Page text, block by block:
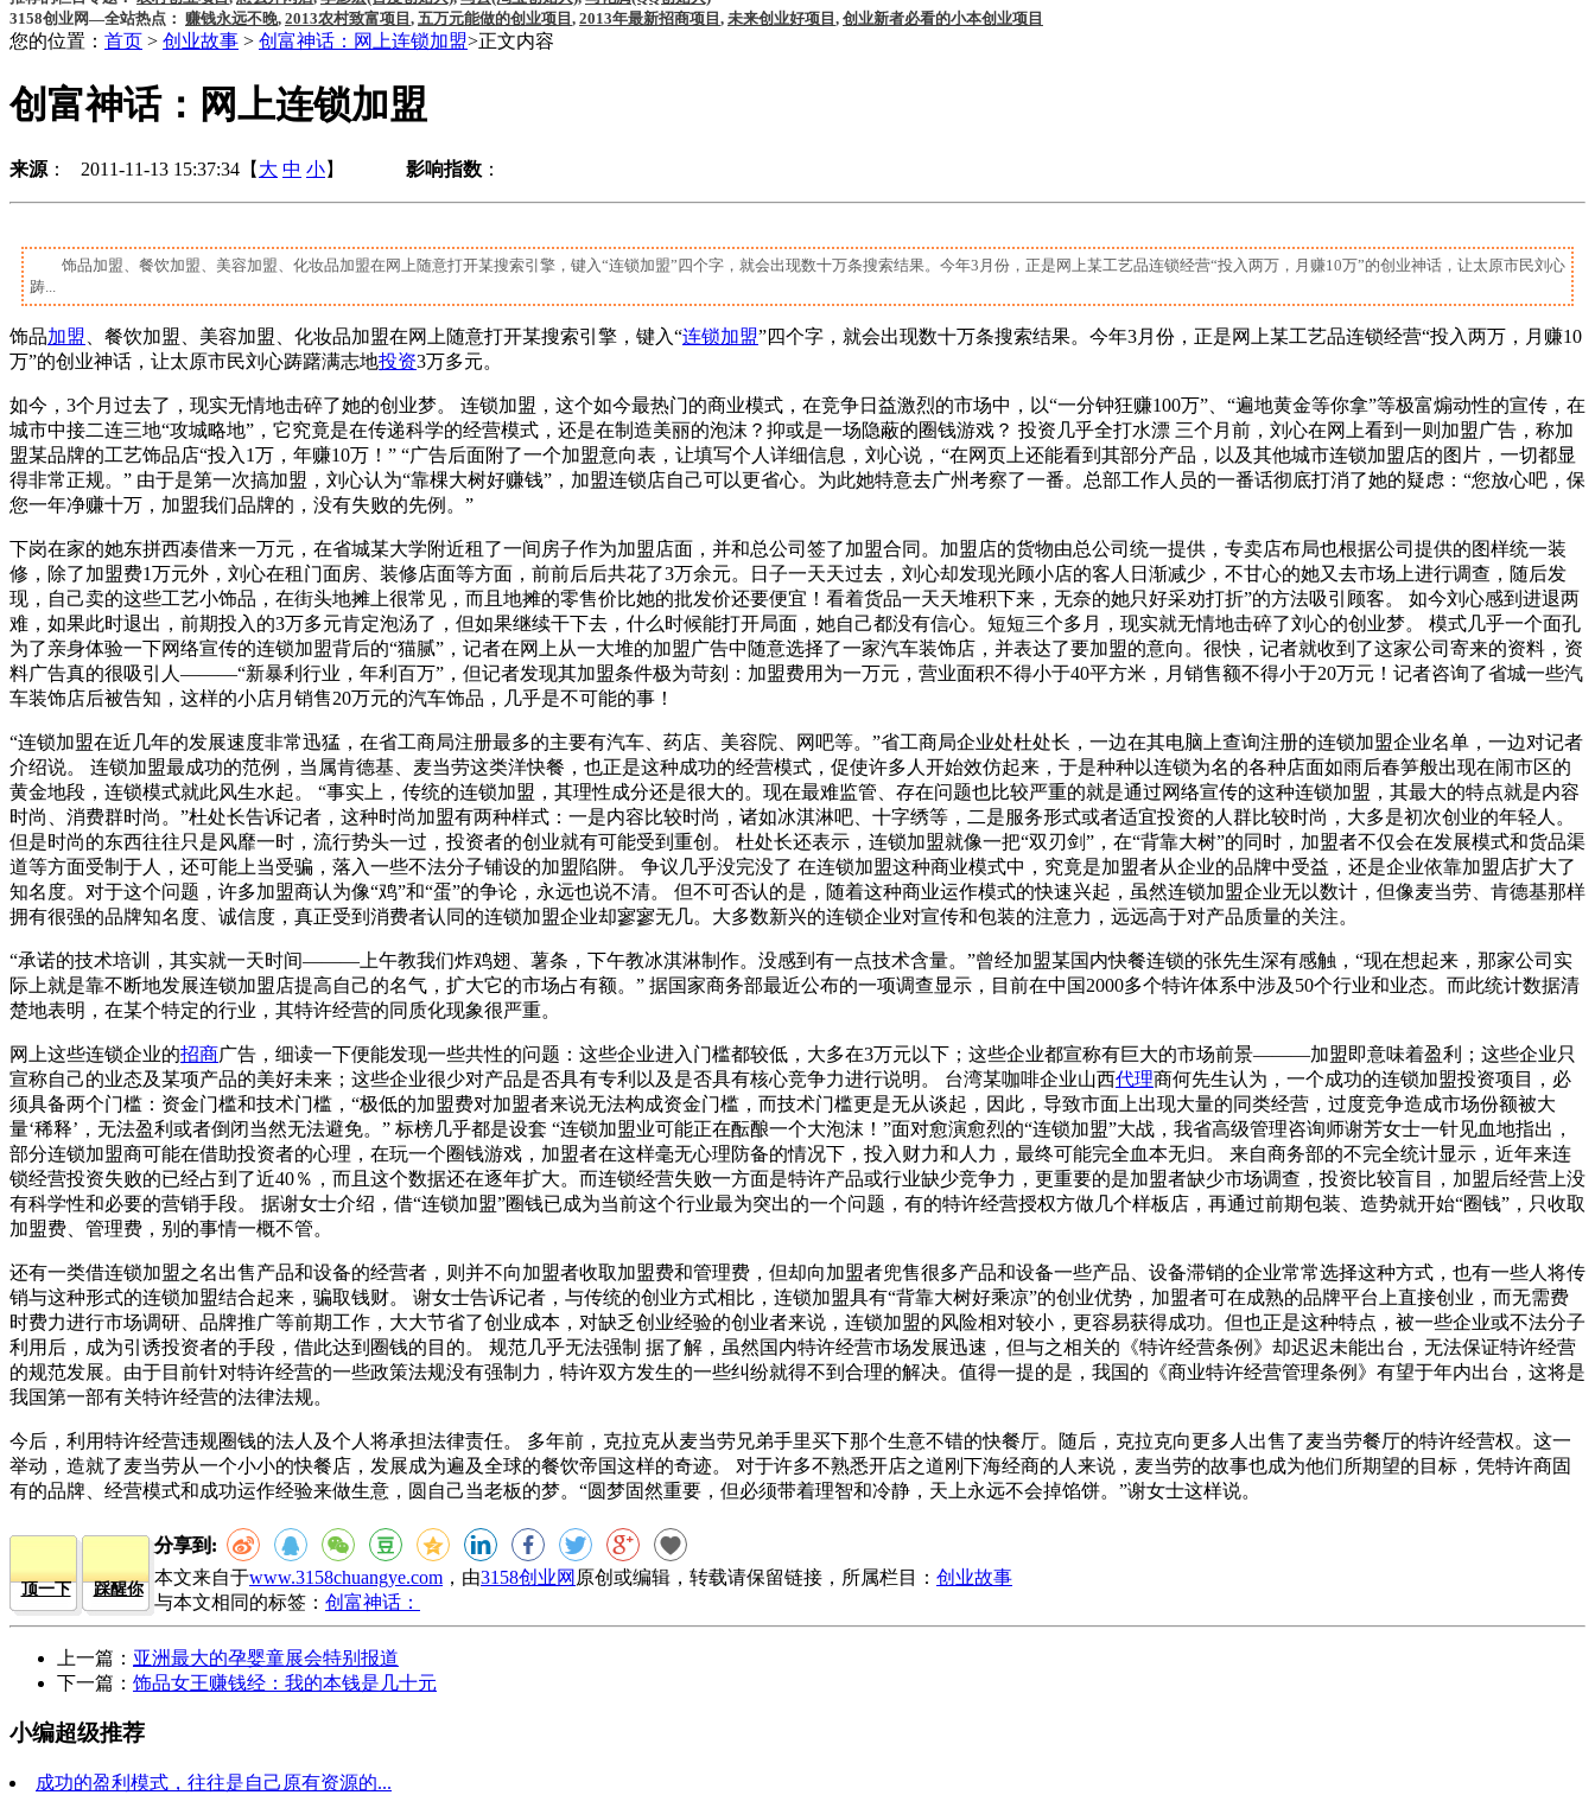
3158创业网—全站热点： 赚钱永远不晚, 2013农村致富项目 , 五万元能做的创业项目 , 2013年最新招商项目 , 未来创业好项目 , 创业新者必看的小本创业项目
您的位置： 首页 > 创业故事 > 创富神话：网上连锁加盟>正文内容
创富神话：网上连锁加盟
来源 ： 2011-11-13 15:37:34【 大 中 小】 影响指数 ：
饰品加盟、餐饮加盟、美容加盟、化妆品加盟在网上随意打开某搜索引擎，键入“连锁加盟”四个字，就会出现数十万条搜索结果。今年3月份，正是网上某工艺品连锁经营“投入两万，月赚10万”的创业神话，让太原市民刘心
踌...
饰品加盟 、餐饮加盟、美容加盟、化妆品加盟在网上随意打开某搜索引擎，键入“连锁加盟”四个字，就会出现数十万条搜索结果。今年3月份，正是网上某工艺品连锁经营“投入两万，月赚10
万”的创业神话，让太原市民刘心踌躇满志地投资3万多元。
如今，3个月过去了，现实无情地击碎了她的创业梦。 连锁加盟，这个如今最热门的商业模式，在竞争日益激烈的市场中，以“一分钟狂赚100万”、“遍地黄金等你拿”等极富煽动性的宣传，在
城市中接二连三地“攻城略地”，它究竟是在传递科学的经营模式，还是在制造美丽的泡沫？抑或是一场隐蔽的圈钱游戏？ 投资几乎全打水漂 三个月前，刘心在网上看到一则加盟广告，称加
盟某品牌的工艺饰品店“投入1万，年赚10万！” “广告后面附了一个加盟意向表，让填写个人详细信息，刘心说，“在网页上还能看到其部分产品，以及其他城市连锁加盟店的图片，一切都显
得非常正规。” 由于是第一次搞加盟，刘心认为“靠棵大树好赚钱”，加盟连锁店自己可以更省心。为此她特意去广州考察了一番。总部工作人员的一番话彻底打消了她的疑虑：“您放心吧，保
您一年净赚十万，加盟我们品牌的，没有失败的先例。”
下岗在家的她东拼西凑借来一万元，在省城某大学附近租了一间房子作为加盟店面，并和总公司签了加盟合同。加盟店的货物由总公司统一提供，专卖店布局也根据公司提供的图样统一装
修，除了加盟费1万元外，刘心在租门面房、装修店面等方面，前前后后共花了3万余元。日子一天天过去，刘心却发现光顾小店的客人日渐减少，不甘心的她又去市场上进行调查，随后发
现，自己卖的这些工艺小饰品，在街头地摊上很常见，而且地摊的零售价比她的批发价还要便宜！看着货品一天天堆积下来，无奈的她只好采劝打折”的方法吸引顾客。 如今刘心感到进退两
难，如果此时退出，前期投入的3万多元肯定泡汤了，但如果继续干下去，什么时候能打开局面，她自己都没有信心。短短三个多月，现实就无情地击碎了刘心的创业梦。 模式几乎一个面孔
为了亲身体验一下网络宣传的连锁加盟背后的“猫腻”，记者在网上从一大堆的加盟广告中随意选择了一家汽车装饰店，并表达了要加盟的意向。很快，记者就收到了这家公司寄来的资料，资
料广告真的很吸引人———“新暴利行业，年利百万”，但记者发现其加盟条件极为苛刻：加盟费用为一万元，营业面积不得小于40平方米，月销售额不得小于20万元！记者咨询了省城一些汽
车装饰店后被告知，这样的小店月销售20万元的汽车饰品，几乎是不可能的事！
“连锁加盟在近几年的发展速度非常迅猛，在省工商局注册最多的主要有汽车、药店、美容院、网吧等。”省工商局企业处杜处长，一边在其电脑上查询注册的连锁加盟企业名单，一边对记者
介绍说。 连锁加盟最成功的范例，当属肯德基、麦当劳这类洋快餐，也正是这种成功的经营模式，促使许多人开始效仿起来，于是种种以连锁为名的各种店面如雨后春笋般出现在闹市区的
黄金地段，连锁模式就此风生水起。 “事实上，传统的连锁加盟，其理性成分还是很大的。现在最难监管、存在问题也比较严重的就是通过网络宣传的这种连锁加盟，其最大的特点就是内容
时尚、消费群时尚。”杜处长告诉记者，这种时尚加盟有两种样式：一是内容比较时尚，诸如冰淇淋吧、十字绣等，二是服务形式或者适宜投资的人群比较时尚，大多是初次创业的年轻人。
但是时尚的东西往往只是风靡一时，流行势头一过，投资者的创业就有可能受到重创。 杜处长还表示，连锁加盟就像一把“双刃剑”，在“背靠大树”的同时，加盟者不仅会在发展模式和货品渠
道等方面受制于人，还可能上当受骗，落入一些不法分子铺设的加盟陷阱。 争议几乎没完没了 在连锁加盟这种商业模式中，究竟是加盟者从企业的品牌中受益，还是企业依靠加盟店扩大了
知名度。对于这个问题，许多加盟商认为像“鸡”和“蛋”的争论，永远也说不清。 但不可否认的是，随着这种商业运作模式的快速兴起，虽然连锁加盟企业无以数计，但像麦当劳、肯德基那样
拥有很强的品牌知名度、诚信度，真正受到消费者认同的连锁加盟企业却寥寥无几。大多数新兴的连锁企业对宣传和包装的注意力，远远高于对产品质量的关注。
“承诺的技术培训，其实就一天时间———上午教我们炸鸡翅、薯条，下午教冰淇淋制作。没感到有一点技术含量。”曾经加盟某国内快餐连锁的张先生深有感触，“现在想起来，那家公司实
际上就是靠不断地发展连锁加盟店提高自己的名气，扩大它的市场占有额。” 据国家商务部最近公布的一项调查显示，目前在中国2000多个特许体系中涉及50个行业和业态。而此统计数据清
楚地表明，在某个特定的行业，其特许经营的同质化现象很严重。
网上这些连锁企业的招商广告，细读一下便能发现一些共性的问题：这些企业进入门槛都较低，大多在3万元以下；这些企业都宣称有巨大的市场前景———加盟即意味着盈利；这些企业只
宣称自己的业态及某项产品的美好未来；这些企业很少对产品是否具有专利以及是否具有核心竞争力进行说明。 台湾某咖啡企业山西代理商何先生认为，一个成功的连锁加盟投资项目，必
须具备两个门槛：资金门槛和技术门槛，“极低的加盟费对加盟者来说无法构成资金门槛，而技术门槛更是无从谈起，因此，导致市面上出现大量的同类经营，过度竞争造成市场份额被大
量‘稀释’，无法盈利或者倒闭当然无法避免。” 标榜几乎都是设套 “连锁加盟业可能正在酝酿一个大泡沫！”面对愈演愈烈的“连锁加盟”大战，我省高级管理咨询师谢芳女士一针见血地指出，
部分连锁加盟商可能在借助投资者的心理，在玩一个圈钱游戏，加盟者在这样毫无心理防备的情况下，投入财力和人力，最终可能完全血本无归。 来自商务部的不完全统计显示，近年来连
锁经营投资失败的已经占到了近40％，而且这个数据还在逐年扩大。而连锁经营失败一方面是特许产品或行业缺少竞争力，更重要的是加盟者缺少市场调查，投资比较盲目，加盟后经营上没
有科学性和必要的营销手段。 据谢女士介绍，借“连锁加盟”圈钱已成为当前这个行业最为突出的一个问题，有的特许经营授权方做几个样板店，再通过前期包装、造势就开始“圈钱”，只收取
加盟费、管理费，别的事情一概不管。
还有一类借连锁加盟之名出售产品和设备的经营者，则并不向加盟者收取加盟费和管理费，但却向加盟者兜售很多产品和设备一些产品、设备滞销的企业常常选择这种方式，也有一些人将传
销与这种形式的连锁加盟结合起来，骗取钱财。 谢女士告诉记者，与传统的创业方式相比，连锁加盟具有“背靠大树好乘凉”的创业优势，加盟者可在成熟的品牌平台上直接创业，而无需费
时费力进行市场调研、品牌推广等前期工作，大大节省了创业成本，对缺乏创业经验的创业者来说，连锁加盟的风险相对较小，更容易获得成功。但也正是这种特点，被一些企业或不法分子
利用后，成为引诱投资者的手段，借此达到圈钱的目的。 规范几乎无法强制 据了解，虽然国内特许经营市场发展迅速，但与之相关的《特许经营条例》却迟迟未能出台，无法保证特许经营
的规范发展。由于目前针对特许经营的一些政策法规没有强制力，特许双方发生的一些纠纷就得不到合理的解决。值得一提的是，我国的《商业特许经营管理条例》有望于年内出台，这将是
我国第一部有关特许经营的法律法规。
今后，利用特许经营违规圈钱的法人及个人将承担法律责任。 多年前，克拉克从麦当劳兄弟手里买下那个生意不错的快餐厅。随后，克拉克向更多人出售了麦当劳餐厅的特许经营权。这一
举动，造就了麦当劳从一个小小的快餐店，发展成为遍及全球的餐饮帝国这样的奇迹。 对于许多不熟悉开店之道刚下海经商的人来说，麦当劳的故事也成为他们所期望的目标，凭特许商固
有的品牌、经营模式和成功运作经验来做生意，圆自己当老板的梦。“圆梦固然重要，但必须带着理智和冷静，天上永远不会掉馅饼。”谢女士这样说。
顶一下 踩醒你
分享到:
本文来自于www.3158chuangye.com ，由3158创业网 原创或编辑，转载请保留链接，所属栏目： 创业故事
与本文相同的标签： 创富神话：
上一篇： 亚洲最大的孕婴童展会特别报道
下一篇： 饰品女王赚钱经：我的本钱是几十元
小编超级推荐
成功的盈利模式，往往是自己原有资源的...